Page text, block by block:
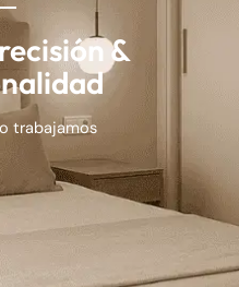
&
trabajamos